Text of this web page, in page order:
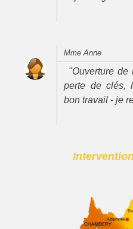
Mme Anne
"Ouverture de
perte de clés,
bon travail - je